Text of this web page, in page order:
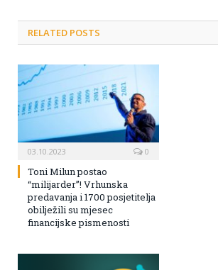
RELATED POSTS
03.10.2023 0
Toni Milun postao
“milijarder”! Vrhunska
predavanja i 1700 posjetitelja
obilježili su mjesec
financijske pismenosti